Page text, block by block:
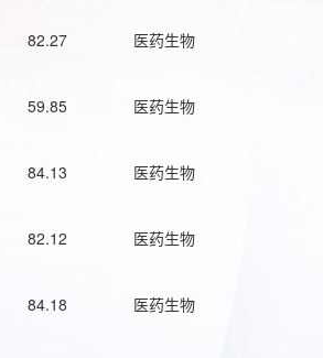
82.27 医药生物
59.85 医药生物
84.13 医药生物
82.12 医药生物
84.18 医药生物